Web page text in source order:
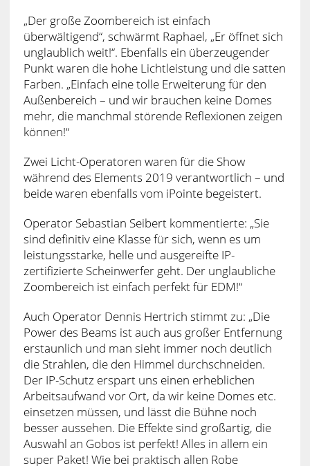
„Der große Zoombereich ist einfach
überwältigend“, schwärmt Raphael, „Er öffnet sich
unglaublich weit!“. Ebenfalls ein überzeugender
Punkt waren die hohe Lichtleistung und die satten
Farben. „Einfach eine tolle Erweiterung für den
Außenbereich – und wir brauchen keine Domes
mehr, die manchmal störende Reflexionen zeigen
können!“
Zwei Licht-Operatoren waren für die Show
während des Elements 2019 verantwortlich – und
beide waren ebenfalls vom iPointe begeistert.
Operator Sebastian Seibert kommentierte: „Sie
sind definitiv eine Klasse für sich, wenn es um
leistungsstarke, helle und ausgereifte IP-
zertifizierte Scheinwerfer geht. Der unglaubliche
Zoombereich ist einfach perfekt für EDM!“
Auch Operator Dennis Hertrich stimmt zu: „Die
Power des Beams ist auch aus großer Entfernung
erstaunlich und man sieht immer noch deutlich
die Strahlen, die den Himmel durchschneiden.
Der IP-Schutz erspart uns einen erheblichen
Arbeitsaufwand vor Ort, da wir keine Domes etc.
einsetzen müssen, und lässt die Bühne noch
besser aussehen. Die Effekte sind großartig, die
Auswahl an Gobos ist perfekt! Alles in allem ein
super Paket! Wie bei praktisch allen Robe